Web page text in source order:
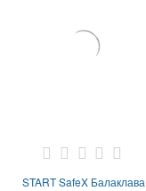
START SafeX Балаклава